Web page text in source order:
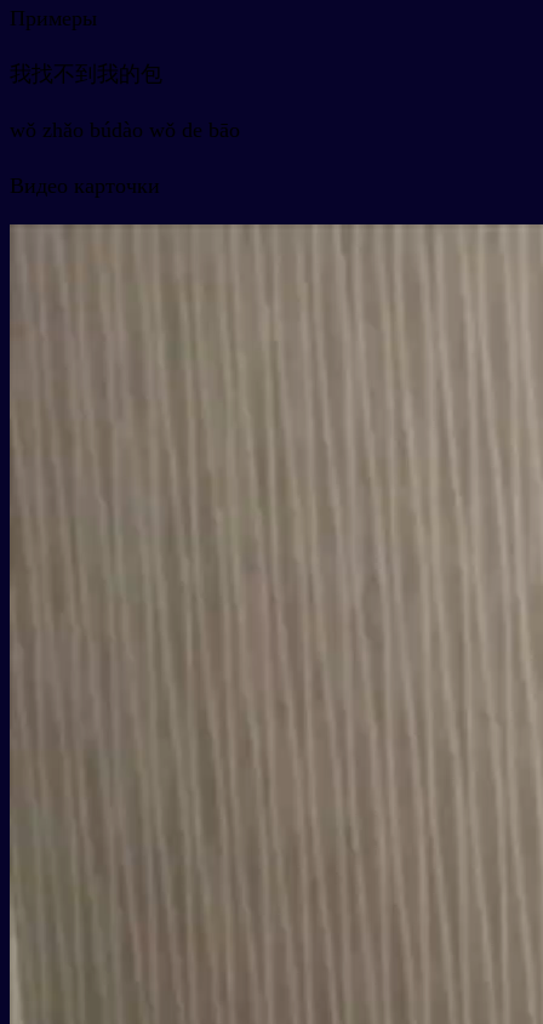
Примеры
我找不到我的包
wǒ zhǎo búdào wǒ de bāo
Видео карточки